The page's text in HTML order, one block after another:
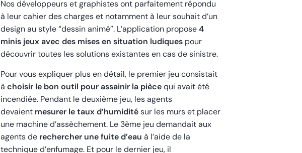
Nos développeurs et graphistes ont parfaitement répondu
à leur cahier des charges et notamment à leur souhait d’un
design au style “dessin animé”. L’application propose4
minis jeux avec des mises en situation ludiques pour
découvrir toutes les solutions existantes en cas de sinistre.
Pour vous expliquer plus en détail, le premier jeu consistait
à choisir le bon outil pour assainir la piècequi avait été
incendiée. Pendant le deuxième jeu, les agents
devaient mesurer le taux d’humiditésur les murs et placer
une machine d’assèchement. Le 3ème jeu demandait aux
agents de rechercher une fuite d’eau à l’aide de la
technique d’enfumage. Et pour le dernier jeu, il